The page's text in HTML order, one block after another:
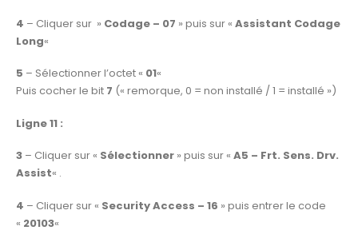
4 – Cliquer sur » Codage – 07 » puis sur « Assistant Codage
Long«
5 – Sélectionner l’octet « 01«
Puis cocher le bit 7 (« remorque, 0 = non installé / 1 = installé »)
Ligne 11 :
3 – Cliquer sur « Sélectionner » puis sur « A5 – Frt. Sens. Drv.
Assist« .
4 – Cliquer sur « Security Access – 16 » puis entrer le code
« 20103«